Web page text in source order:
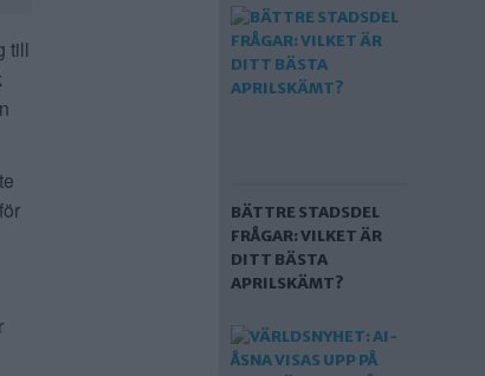
till
BÄTTRE STADSDEL
FRÅGAR: VILKET ÄR
DITT BÄSTA
APRILSKÄMT?